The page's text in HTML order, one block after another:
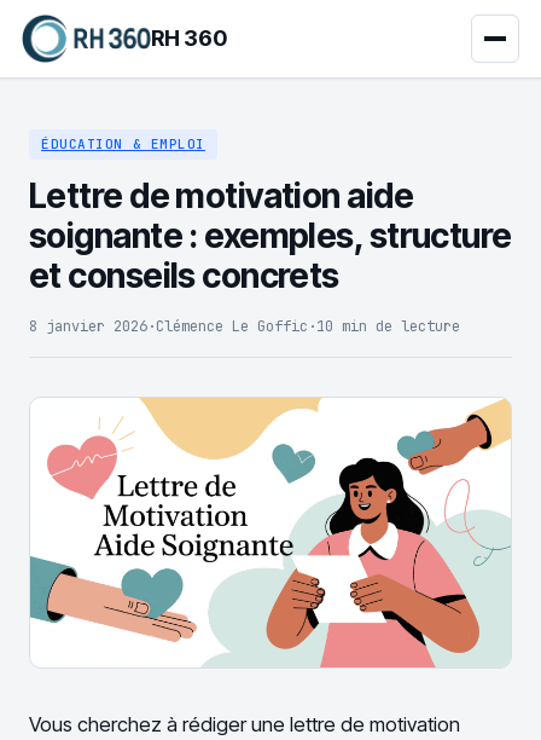
RH 360
ÉDUCATION & EMPLOI
Lettre de motivation aide
soignante : exemples, structure
et conseils concrets
8 janvier 2026·Clémence Le Goffic ·10 min de lecture
Vous cherchez à rédiger une lettre de motivation